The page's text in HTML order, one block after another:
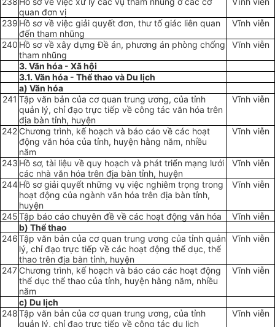
quan đơn vị
239 Hồ sơ về việc giải quyết đơn, thư tố giác liên quan
đến tham nhũng
Vĩnh viễn
240 Hồ sơ về xây dựng Đề án, phương án phòng chống
tham nhũng
Vĩnh viễn
3. Văn hóa - Xã hội
3.1. Văn hóa - Thể thao và Du lịch
a) Văn hóa
241 Tập văn bản của cơ quan trung ương, của tỉnh
quản lý, chỉ đạo trực tiếp về công tác văn hóa trên
địa bàn tỉnh, huyện
Vĩnh viễn
242 Chương trình, kế hoạch và báo cáo về các hoạt
động văn hóa của tỉnh, huyện hằng năm, nhiều
năm
Vĩnh viễn
243 Hồ sơ, tài liệu về quy hoạch và phát triển mạng lưới
các nhà văn hóa trên địa bàn tỉnh, huyện
Vĩnh viễn
244 Hồ sơ giải quyết những vụ việc nghiêm trọng trong
hoạt động của ngành văn hóa trên địa bàn tỉnh,
huyện
Vĩnh viễn
245Tập báo cáo chuyên đề về các hoạt động văn hóa
Vĩnh viễn
b) Thể thao
246Tập văn bản của cơ quan trung ương của tỉnh quản
lý, chỉ đạo trực tiếp về các hoạt động thể dục, thể
thao trên địa bàn tỉnh, huyện
Vĩnh viễn
247 Chương trình, kế hoạch và báo cáo các hoạt động
thể dục thể thao của tỉnh, huyện hằng năm, nhiều
năm
Vĩnh viễn
c) Du lịch
248Tập văn bản của cơ quan trung ương, của tỉnh
quản lý, chỉ đạo trực tiếp về công tác du lịch
Vĩnh viễn